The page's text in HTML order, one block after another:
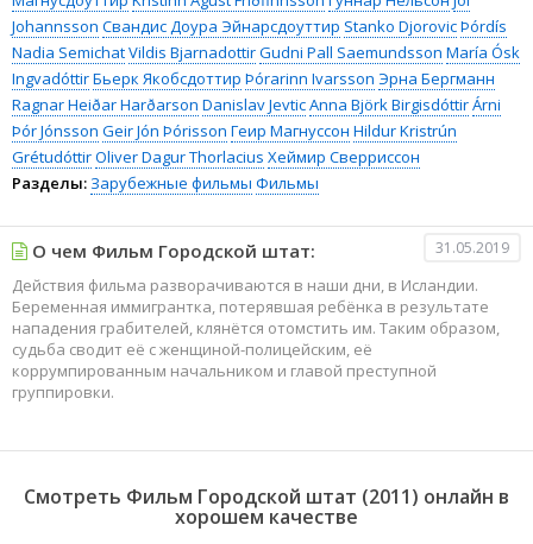
Johannsson Свандис Доура Эйнарсдоуттир Stanko DjorovicÞórdís
Nadia SemichatVildis BjarnadottirGudni Pall Saemundsson María Ósk
IngvadóttirБьерк Якобсдоттир Þórarinn Ivarsson Эрна Бергманн
Ragnar Heiðar Harðarson Danislav JevticAnna Björk BirgisdóttirÁrni
Þór Jónsson Geir Jón Þórisson Геир Магнуссон Hildur Kristrún
GrétudóttirOliver Dagur Thorlacius Хеймир Сверриссон
Разделы: Зарубежные фильмы Фильмы
О чем Фильм Городской штат: 31.05.2019
Действия фильма разворачиваются в наши дни, в Исландии.
Беременная иммигрантка, потерявшая ребёнка в результате
нападения грабителей, клянётся отомстить им. Таким образом,
судьба сводит её с женщиной-полицейским, её
коррумпированным начальником и главой преступной
группировки.
Смотреть Фильм Городской штат (2011) онлайн в
хорошем качестве